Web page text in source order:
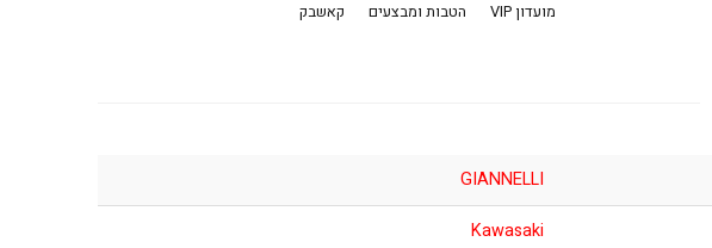
מועדון VIP הטבות ומבצעים קאשבק
GIANNELLI
Kawasaki